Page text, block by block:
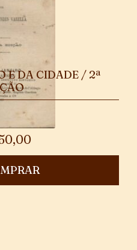
E DA CIDADE / 2ª